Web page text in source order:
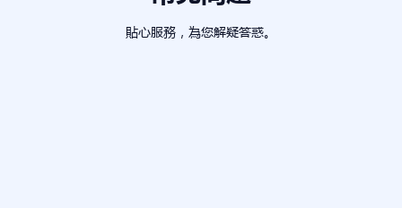
貼心服務，為您解疑答惑。